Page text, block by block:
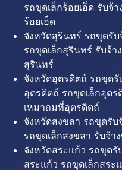
รถขุดเล็กร้อยเอ็ด รับจ้
ร้อยเอ็ด
จังหวัดสุรินทร์ รถขุดรั
รถขุดเล็กสุรินทร์ รับจ้
สุรินทร์
จังหวัดอุตรดิตถ์ รถขุดรั
อุตรดิตถ์ รถขุดเล็กอุต
เหมาถมที่อุตรดิตถ์
จังหวัดสงขลา รถขุดรับ
รถขุดเล็กสงขลา รับจ้า
จังหวัดสระแก้ว รถขุดรั
สระแก้ว รถขุดเล็กสระ